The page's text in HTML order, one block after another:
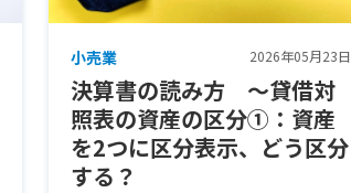
小売業 2026年05月23日
決算書の読み方 ～貸借対
照表の資産の区分①：資産
を2つに区分表示、どう区分
する？